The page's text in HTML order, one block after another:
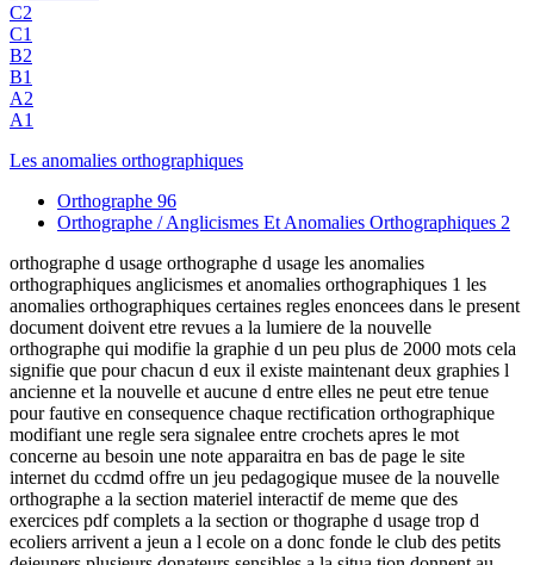
C2
C1
B2
B1
A2
A1
Les anomalies orthographiques
Orthographe 96
Orthographe / Anglicismes Et Anomalies Orthographiques 2
orthographe d usage orthographe d usage les anomalies
orthographiques anglicismes et anomalies orthographiques 1 les
anomalies orthographiques certaines regles enoncees dans le present
document doivent etre revues a la lumiere de la nouvelle
orthographe qui modifie la graphie d un peu plus de 2000 mots cela
signifie que pour chacun d eux il existe maintenant deux graphies l
ancienne et la nouvelle et aucune d entre elles ne peut etre tenue
pour fautive en consequence chaque rectification orthographique
modifiant une regle sera signalee entre crochets apres le mot
concerne au besoin une note apparaitra en bas de page le site
internet du ccdmd offre un jeu pedagogique musee de la nouvelle
orthographe a la section materiel interactif de meme que des
exercices pdf complets a la section or thographe d usage trop d
ecoliers arrivent a jeun a l ecole on a donc fonde le club des petits